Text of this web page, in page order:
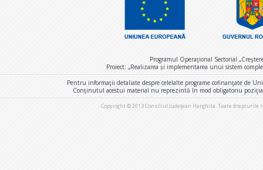
Programul Operaţional Sectorial
Proiect: „Realizarea și implementarea unui sistem
Pentru informaţii detaliate despre celelalte programe cofinanţate de
Conţinutul acestui material nu reprezintă în mod obligatoriu
Copyright © 2013 Consiliul Judeţean Harghita. Toate drepturile